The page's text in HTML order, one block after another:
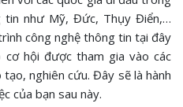
tin như Mỹ, Đức, Thụy Điển,…
công nghệ thông tin tại đây
cơ hội được tham gia vào các
nghiên cứu. Đây sẽ là hành
của bạn sau này.